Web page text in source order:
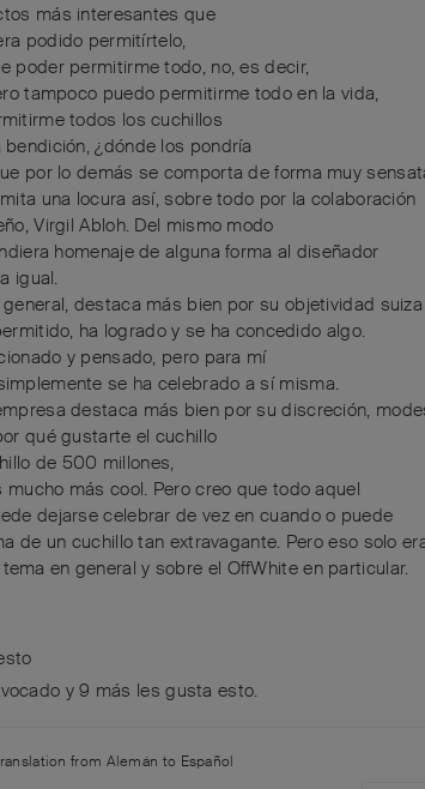
más interesantes que
podido permitírtelo,
poder permitirme todo, no, es decir,
tampoco puedo permitirme todo en la vida,
todos los cuchillos
¿dónde los pondría
por lo demás se comporta de forma muy
una locura así, sobre todo por la colaboración
Virgil Abloh. Del mismo modo
homenaje de alguna forma al diseñador
igual.
destaca más bien por su objetividad suiza
ha logrado y se ha concedido algo.
y pensado, pero para mí
se ha celebrado a sí misma.
destaca más bien por su discreción,
qué gustarte el cuchillo
de 500 millones,
más cool. Pero creo que todo aquel
dejarse celebrar de vez en cuando o puede
de un cuchillo tan extravagante. Pero eso solo
en general y sobre el OffWhite en particular.
y9 más les gusta esto.
from Alemán to Español